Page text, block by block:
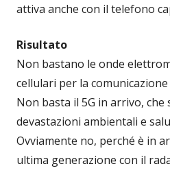
attiva anche con il telefono
Risultato
Non bastano le onde
cellulari per la
Non basta il 5G in arrivo, che
devastazioni ambientali e
Ovviamente no, perché è in
ultima generazione con il